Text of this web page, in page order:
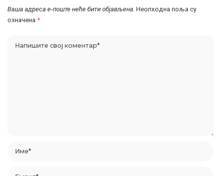
Ваша адреса е-поште неће бити објављена. Неопходна поља су
означена *